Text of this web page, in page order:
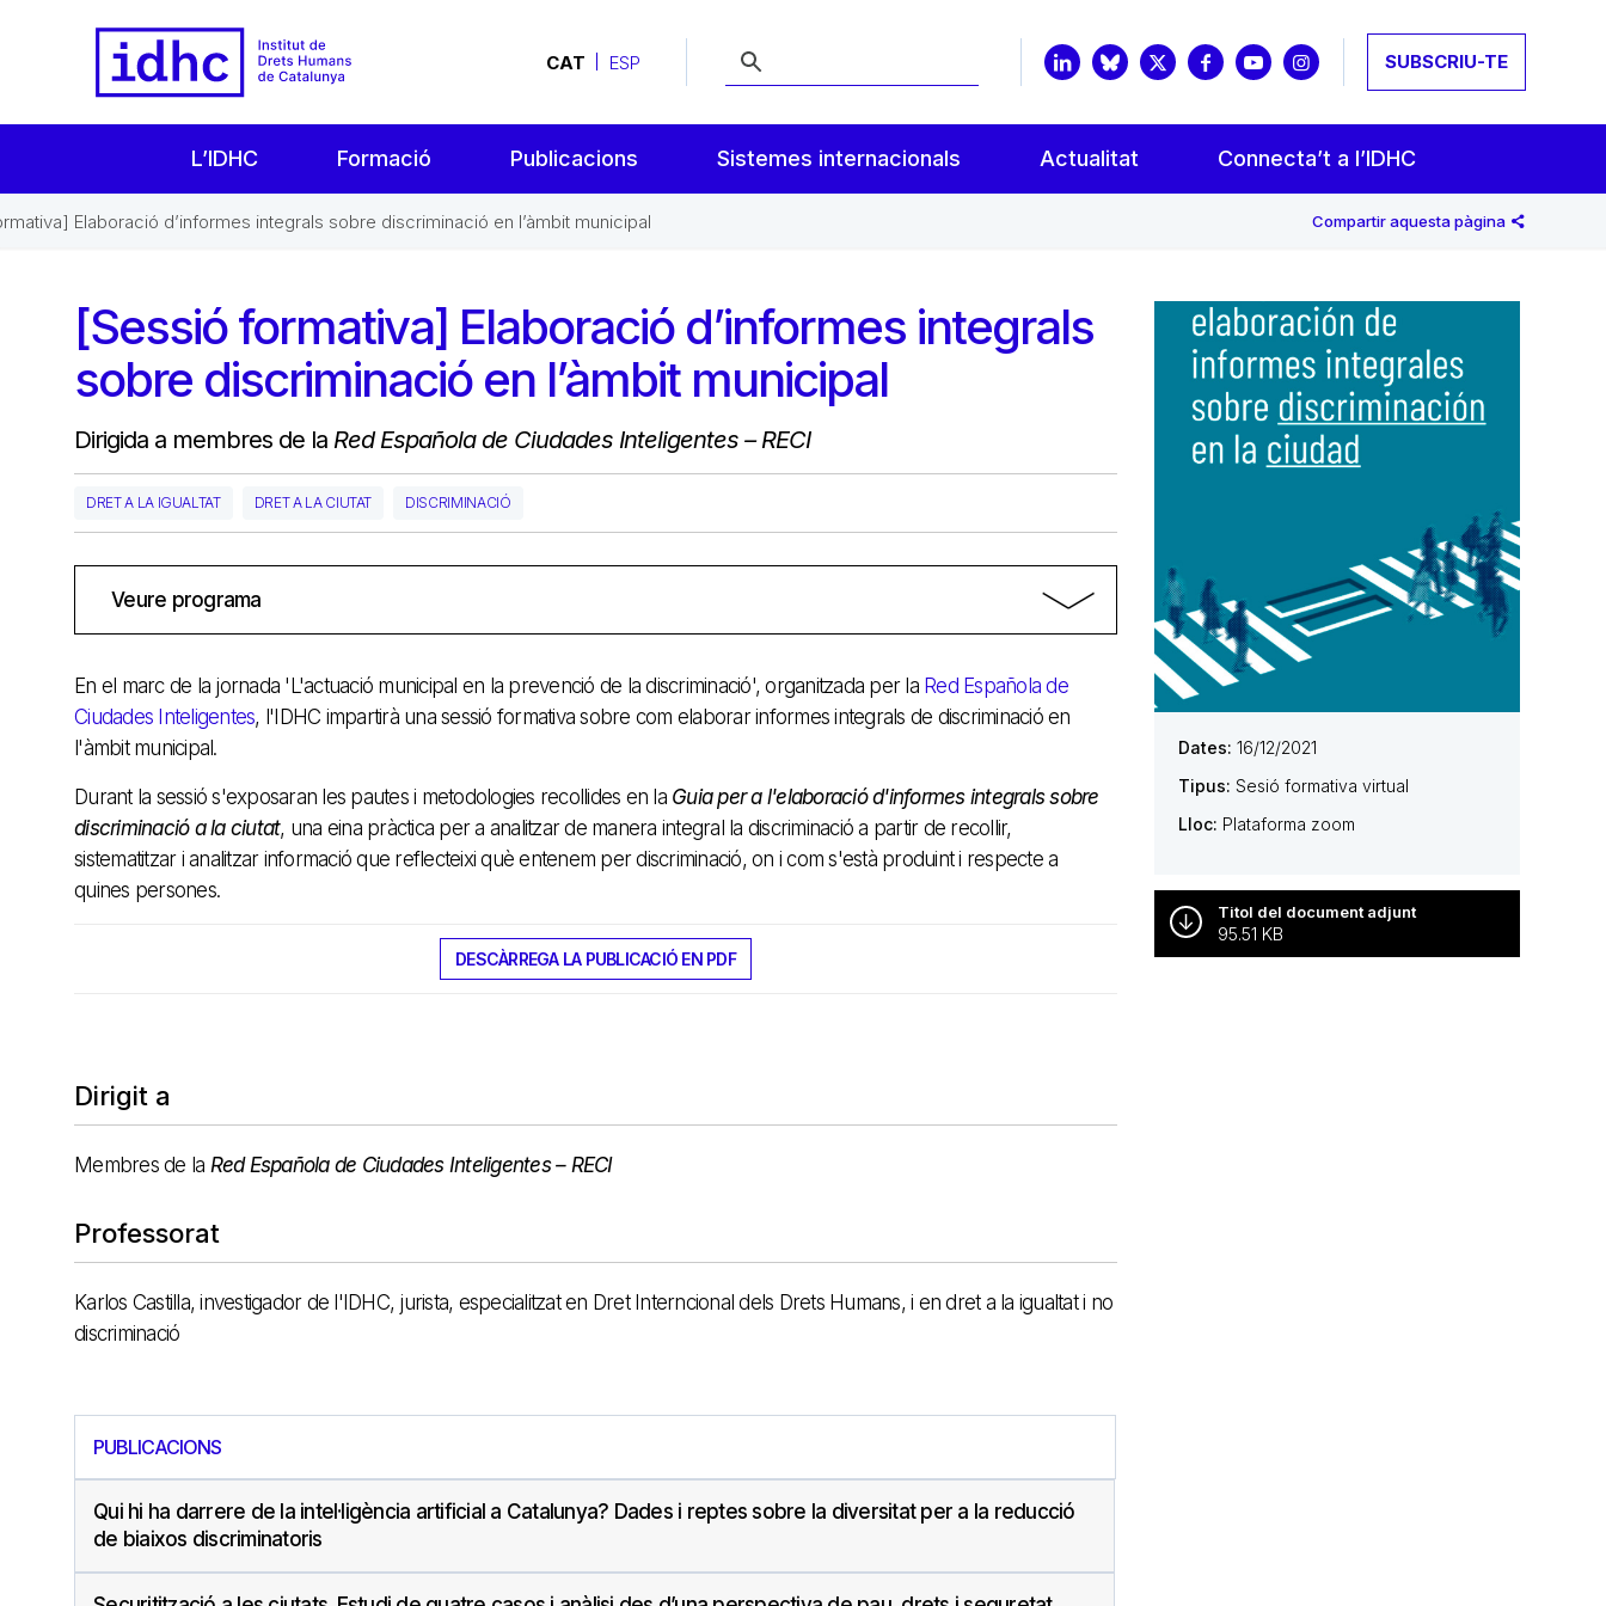
CAT ESP SUBSCRIU-TE
L’IDHC Formació Publicacions Sistemes internacionals Actualitat Connecta’t a l’IDHC
Elaboració d’informes integrals sobre discriminació en l’àmbit municipal Compartir aquesta pàgina
[Sessió formativa] Elaboració d’informes integrals
sobre discriminació en l’àmbit municipal
Dirigida a membres de la Red Española de Ciudades Inteligentes – RECI
DRET A LA IGUALTAT DRET A LA CIUTAT DISCRIMINACIÓ
Veure programa
En el marc de la jornada 'L'actuació municipal en la prevenció de la discriminació', organitzada per la Red Española de
Ciudades Inteligentes, l'IDHC impartirà una sessió formativa sobre com elaborar informes integrals de discriminació en
l'àmbit municipal.
Durant la sessió s'exposaran les pautes i metodologies recollides en la Guia per a l'elaboració d'informes integrals sobre
discriminació a la ciutat, una eina pràctica per a analitzar de manera integral la discriminació a partir de recollir,
sistematitzar i analitzar informació que reflecteixi què entenem per discriminació, on i com s'està produint i respecte a
quines persones.
DESCÀRREGA LA PUBLICACIÓ EN PDF
Dirigit a
Membres de la Red Española de Ciudades Inteligentes – RECI
Professorat
Karlos Castilla, investigador de l'IDHC, jurista, especialitzat en Dret Interncional dels Drets Humans, i en dret a la igualtat i no
discriminació
PUBLICACIONS
Qui hi ha darrere de la intel·ligència artificial a Catalunya? Dades i reptes sobre la diversitat per a la reducció
de biaixos discriminatoris
Dates: 16/12/2021
Tipus: Sesió formativa virtual
Lloc: Plataforma zoom
Titol del document adjunt
95.51 KB